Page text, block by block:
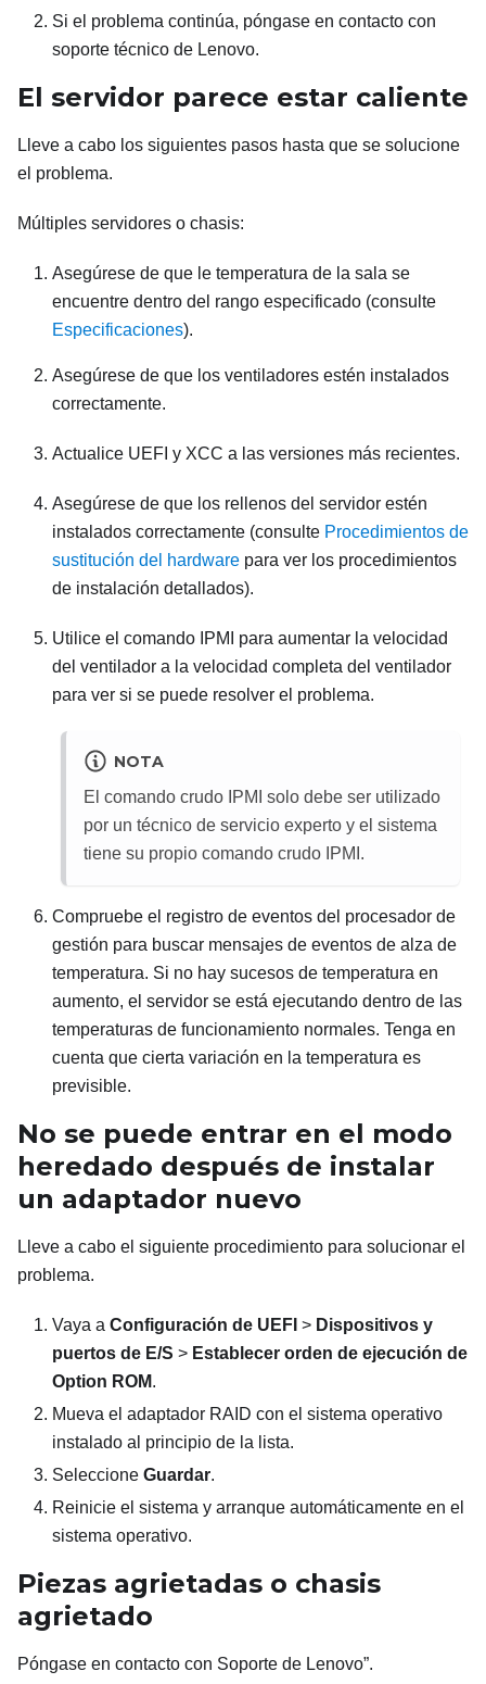
Si el problema continúa, póngase en contacto con
soporte técnico de Lenovo.
El servidor parece estar caliente
Lleve a cabo los siguientes pasos hasta que se solucione
el problema.
Múltiples servidores o chasis:
Asegúrese de que le temperatura de la sala se
encuentre dentro del rango especificado (consulte
Especificaciones).
Asegúrese de que los ventiladores estén instalados
correctamente.
Actualice UEFI y XCC a las versiones más recientes.
Asegúrese de que los rellenos del servidor estén
instalados correctamente (consulte Procedimientos de
sustitución del hardware para ver los procedimientos
de instalación detallados).
Utilice el comando IPMI para aumentar la velocidad
del ventilador a la velocidad completa del ventilador
para ver si se puede resolver el problema.
NOTA
El comando crudo IPMI solo debe ser utilizado
por un técnico de servicio experto y el sistema
tiene su propio comando crudo IPMI.
Compruebe el registro de eventos del procesador de
gestión para buscar mensajes de eventos de alza de
temperatura. Si no hay sucesos de temperatura en
aumento, el servidor se está ejecutando dentro de las
temperaturas de funcionamiento normales. Tenga en
cuenta que cierta variación en la temperatura es
previsible.
No se puede entrar en el modo
heredado después de instalar
un adaptador nuevo
Lleve a cabo el siguiente procedimiento para solucionar el
problema.
Vaya a Configuración de UEFI > Dispositivos y
puertos de E/S > Establecer orden de ejecución de
Option ROM.
Mueva el adaptador RAID con el sistema operativo
instalado al principio de la lista.
Seleccione Guardar.
Reinicie el sistema y arranque automáticamente en el
sistema operativo.
Piezas agrietadas o chasis
agrietado
Póngase en contacto con Soporte de Lenovo”.